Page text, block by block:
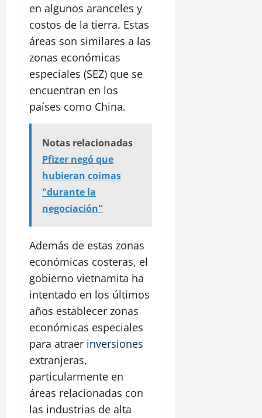
en algunos aranceles y
costos de la tierra. Estas
áreas son similares a las
zonas económicas
especiales (SEZ) que se
encuentran en los
países como China.
Notas relacionadas
Pfizer negó que
hubieran coimas
"durante la
negociación"
Además de estas zonas
económicas costeras, el
gobierno vietnamita ha
intentado en los últimos
años establecer zonas
económicas especiales
para atraer inversiones
extranjeras,
particularmente en
áreas relacionadas con
las industrias de alta